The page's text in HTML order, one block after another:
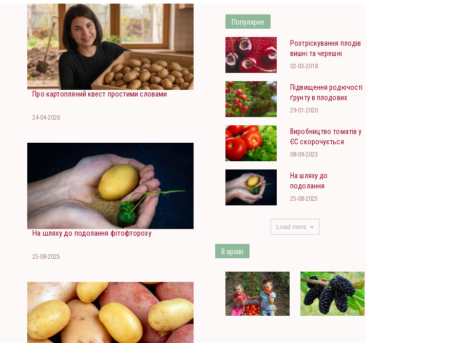
Про картопляний квест простими словами
24-04-2026
На шляху до подолання фітофторозу
25-08-2025
Популярне
Розтріскування плодів
вишні та черешні
02-03-2018
Підвищення родючості
ґрунту в плодових
садах
29-01-2020
Виробництво томатів у
ЄС скорочується
08-09-2023
На шляху до
подолання
фітофторозу
25-08-2025
Load more
В архіві